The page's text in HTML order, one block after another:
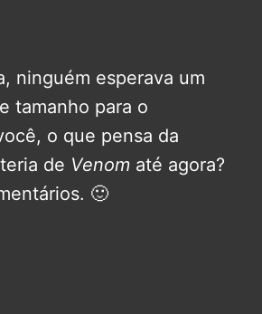
ninguém esperava um
tamanho para o
o que pensa da
de Venom até agora?
🙂